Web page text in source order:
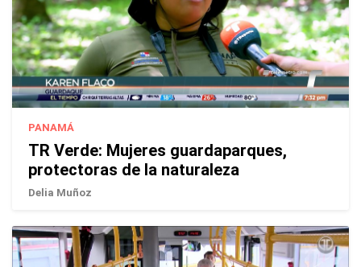
PANAMÁ
TR Verde: Mujeres guardaparques,
protectoras de la naturaleza
Delia Muñoz